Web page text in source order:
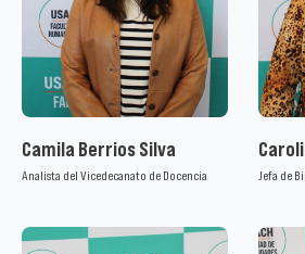
Camila Berrios Silva
Analista del Vicedecanato de Docencia Jefa de